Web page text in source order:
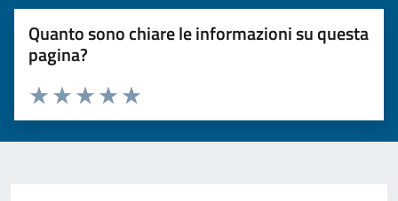
Quanto sono chiare le informazioni su questa
pagina?
Valuta da 1 a 5 stelle la pagina
Valuta 5 stelle su 5
Valuta 4 stelle su 5
Valuta 3 stelle su 5
Valuta 2 stelle su 5
Valuta 1 stelle su 5